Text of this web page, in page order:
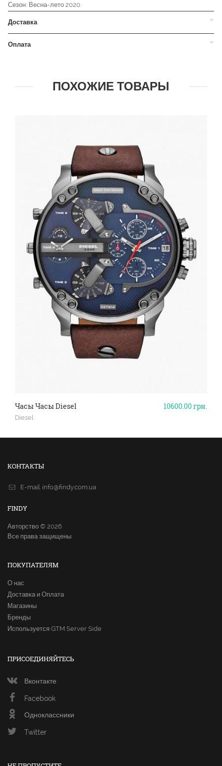
Сезон: Весна-лето 2020.
Доставка
Оплата
ПОХОЖИЕ ТОВАРЫ
10600.00грн.
Часы Часы Diesel
Diesel
КОНТАКТЫ
E-mail. info@findy.com.ua
FINDY
Авторство © 2026
Все права защищены.
ПОКУПАТЕЛЯМ
О нас
Доставка и Оплата
Магазины
Бренды
Используется GTM Server Side
ПРИСОЕДИНЯЙТЕСЬ
Вконтакте
Facebook
Одноклассники
Twitter